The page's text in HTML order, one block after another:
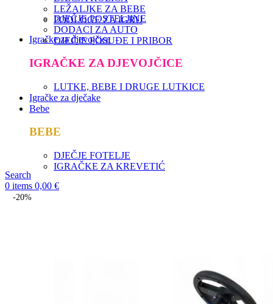
LEŽALJKE ZA BEBE
PODLOGE ZA IGRU
DJEČJE POSTELJINE
DODACI ZA AUTO
DJEČJE POSUĐE I PRIBOR
Igračke za djevojčice
IGRAČKE ZA DJEVOJČICE
LUTKE, BEBE I DRUGE LUTKICE
Igračke za dječake
Bebe
BEBE
DJEČJE FOTELJE
IGRAČKE ZA KREVETIĆ
Search
0 items 0,00 €
-20%